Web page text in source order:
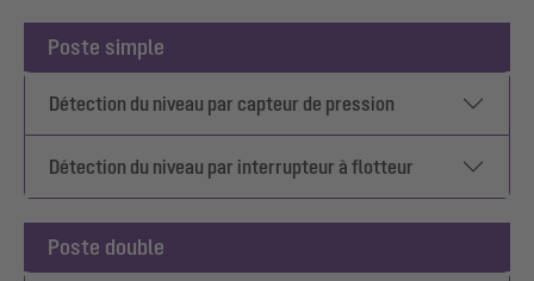
Poste simple
Détection du niveau par capteur de pression
Détection du niveau par interrupteur à flotteur
Poste double